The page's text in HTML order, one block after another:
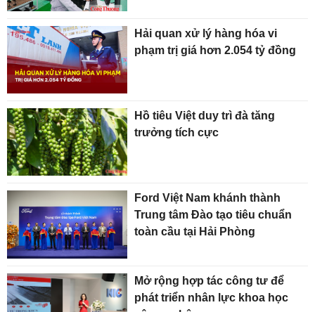
Hải quan xử lý hàng hóa vi
phạm trị giá hơn 2.054 tỷ đồng
Hồ tiêu Việt duy trì đà tăng
trưởng tích cực
Ford Việt Nam khánh thành
Trung tâm Đào tạo tiêu chuẩn
toàn cầu tại Hải Phòng
Mở rộng hợp tác công tư để
phát triển nhân lực khoa học